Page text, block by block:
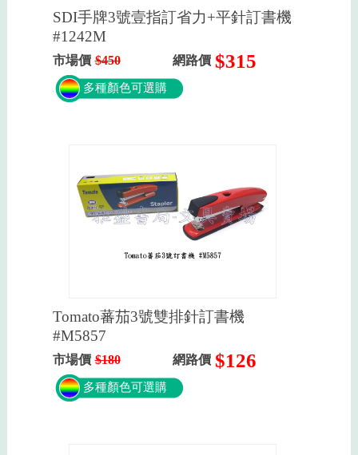
SDI手牌3號壹指訂省力+平針訂書機
#1242M
市場價 $450 網路價 $315
多種顏色可選購
Tomato蕃茄3號雙排針訂書機
#M5857
市場價 $180 網路價 $126
多種顏色可選購